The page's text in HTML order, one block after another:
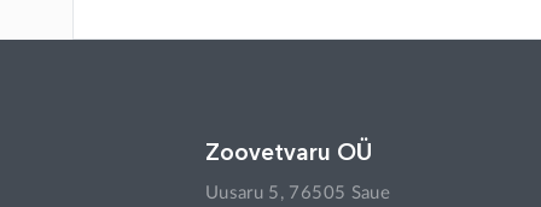
Zoovetvaru OÜ
Uusaru 5, 76505 Saue